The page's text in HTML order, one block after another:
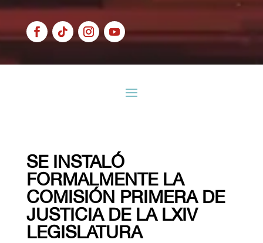
SE INSTALÓ
FORMALMENTE LA
COMISIÓN PRIMERA DE
JUSTICIA DE LA LXIV
LEGISLATURA